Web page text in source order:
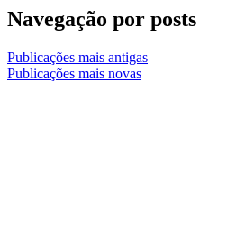
Navegação por posts
Publicações mais antigas
Publicações mais novas